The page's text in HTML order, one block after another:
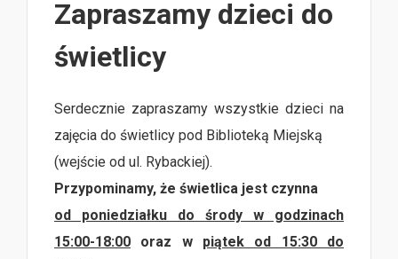
Zapraszamy dzieci do
świetlicy
Serdecznie zapraszamy wszystkie dzieci na
zajęcia do świetlicy pod Biblioteką Miejską
(wejście od ul. Rybackiej).
Przypominamy, że świetlica jest czynna
od poniedziałku do środy w godzinach
15:00-18:00 oraz w piątek od 15:30 do